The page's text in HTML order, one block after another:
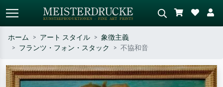
作家名・作品名・スタイルで検索
– 例：モネ、星月夜、印象派、北
シーンを説明してください – 例：
緑の草原、赤の多い抽象画、暗い
ホーム アート スタイル
象徴主義
フランツ・フォン・スタック
不協和音